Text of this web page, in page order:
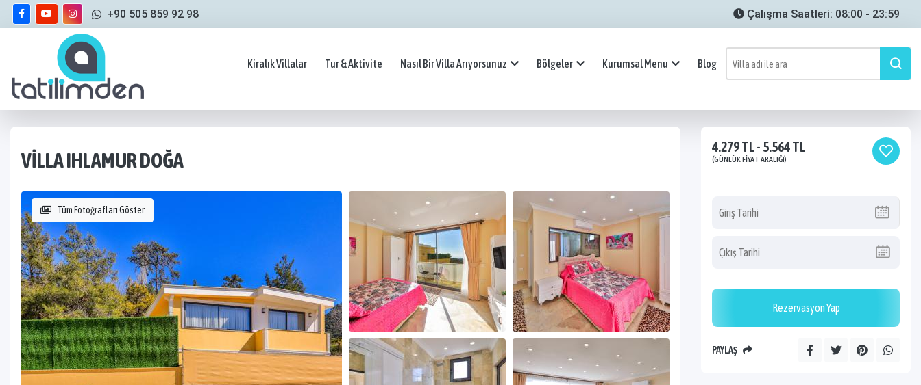
+90 505 859 92 98 Çalışma Saatleri: 08:00 - 23:59
Kiralık Villalar Tur & Aktivite Nasıl Bir Villa Arıyorsunuz Bölgeler Kurumsal Menu Blog
VILLA IHLAMUR DOĞA
Tüm Fotoğrafları Göster
4.279 TL - 5.564 TL
(GÜNLÜK FIYAT ARALIĞI)
Rezervasyon Yap
PAYLAŞ